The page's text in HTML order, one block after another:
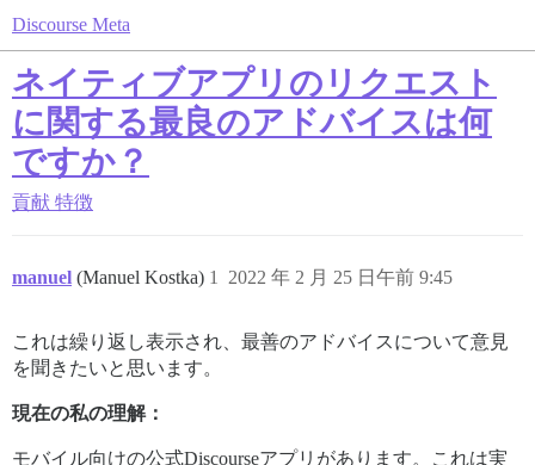
Discourse Meta
ネイティブアプリのリクエスト
に関する最良のアドバイスは何
ですか？
貢献 特徴
manuel (Manuel Kostka) 2022 年 2 月 25 日午前 9:45
1
これは繰り返し表示され、最善のアドバイスについて意見
を聞きたいと思います。
現在の私の理解：
モバイル向けの公式Discourseアプリがあります。これは実